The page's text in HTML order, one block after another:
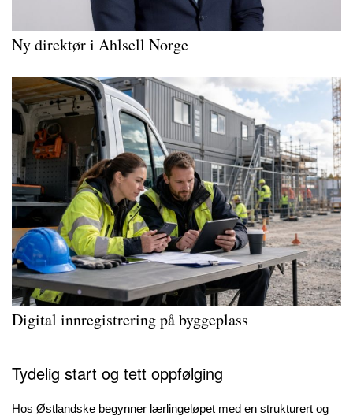
Ny direktør i Ahlsell Norge
Digital innregistrering på byggeplass
Tydelig start og tett oppfølging
Hos Østlandske begynner lærlingeløpet med en strukturert og